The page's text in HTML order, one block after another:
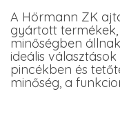
A Hörmann ZK
gyártott
minőségben
ideális
pincékben és
minőség, a